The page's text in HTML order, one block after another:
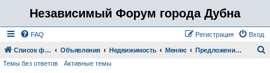
Независимый Форум города Дубна
FAQ Вход
Регистрация
Список форумов Объявления Недвижимость Меняю Предложения агентств недвижимости
Темы без ответов Активные темы